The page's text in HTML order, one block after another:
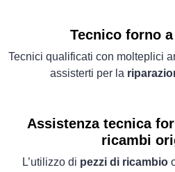
Tecnico forno
Tecnici qualificati con molteplici
assisterti per la
Assistenza tecnica
ricambi
L’utilizzo di pezzi di ricambio